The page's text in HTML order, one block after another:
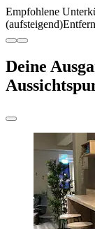
Empfohlene
(aufsteigend)
Deine